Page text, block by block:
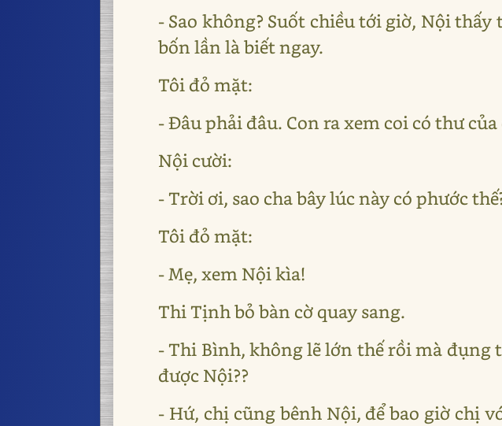
- Sao không? Suốt chiều tới giờ, Nội
bốn lần là biết ngay.
Tôi đỏ mặt:
- Đâu phải đâu. Con ra xem coi có thư
Nội cười:
- Trời ơi, sao cha bây lúc này có phước
Tôi đỏ mặt:
- Mẹ, xem Nội kìa!
Thi Tịnh bỏ bàn cờ quay sang.
- Thi Bình, không lẽ lớn thế rồi mà đụng
được Nội??
- Hứ, chị cũng bênh Nội, để bao giờ chị